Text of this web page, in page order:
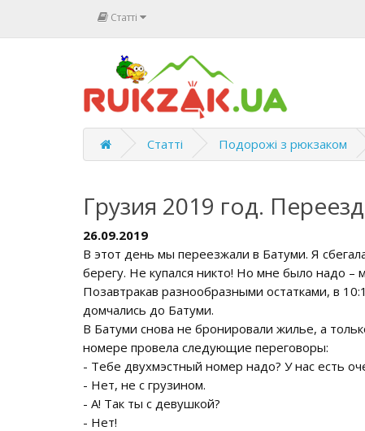
Статті
Статті Подорожі з рюкзаком
Грузия 2019 год.
26.09.2019
В этот день мы переезжали в Батуми. Я
берегу. Не купался никто! Но мне было надо
Позавтракав разнообразными остатками, в
домчались до Батуми.
В Батуми снова не бронировали жилье, а
номере провела следующие переговоры:
- Тебе двухмэстный номер надо? У нас есть
- Нет, не с грузином.
- А! Так ты с девушкой?
- Нет!